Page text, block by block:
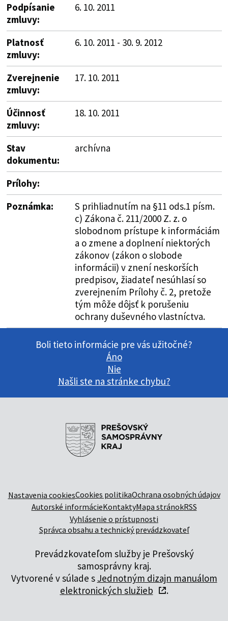
Podpísanie
zmluvy:
6. 10. 2011
Platnosť
zmluvy:
6. 10. 2011 - 30. 9. 2012
Zverejnenie
zmluvy:
17. 10. 2011
Účinnosť
zmluvy:
18. 10. 2011
Stav
dokumentu:
archívna
Prílohy:
Poznámka:
S prihliadnutím na §11 ods.1 písm.
c) Zákona č. 211/2000 Z. z. o
slobodnom prístupe k informáciám
a o zmene a doplnení niektorých
zákonov (zákon o slobode
informácii) v znení neskorších
predpisov, žiadateľ nesúhlasí so
zverejnením Prílohy č. 2, pretože
tým môže dôjsť k porušeniu
ochrany duševného vlastníctva.
Boli tieto informácie pre vás užitočné?
Áno
Nie
Našli ste na stránke chybu?
Nastavenia cookiesCookies politikaOchrana osobných údajov
Autorské informácieKontaktyMapa stránokRSS
Vyhlásenie o prístupnosti
Správca obsahu a technický prevádzkovateľ
Prevádzkovateľom služby je Prešovský
samosprávny kraj.
Vytvorené v súlade s Jednotným dizajn manuálom
elektronických služieb
.